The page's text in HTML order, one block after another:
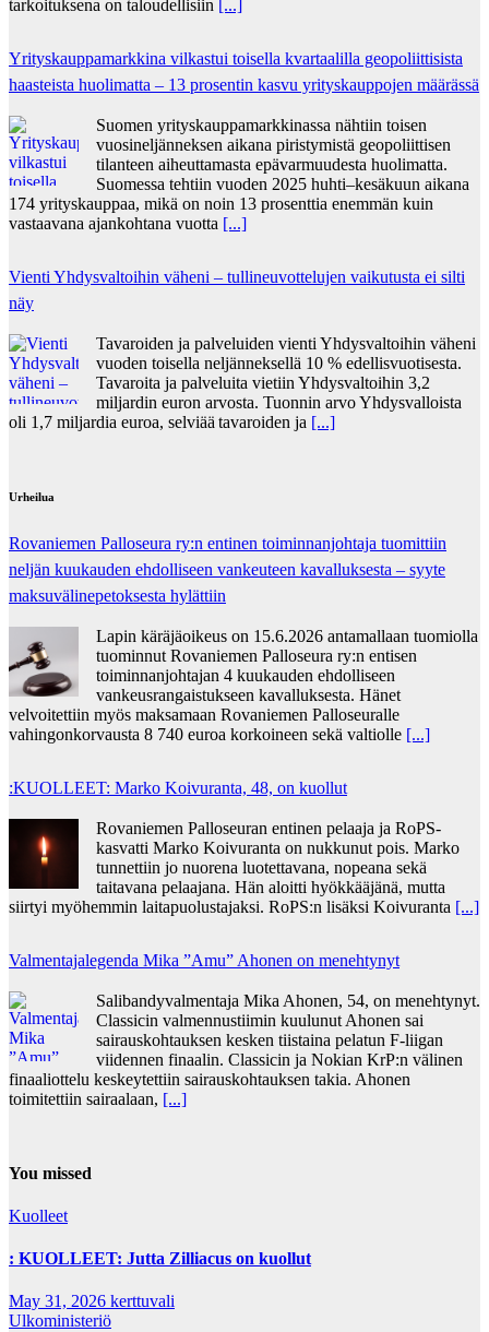
tarkoituksena on taloudellisiin [...]
Yrityskauppamarkkina vilkastui toisella kvartaalilla geopoliittisista
haasteista huolimatta – 13 prosentin kasvu yrityskauppojen määrässä
Suomen yrityskauppamarkkinassa nähtiin toisen
vuosineljänneksen aikana piristymistä geopoliittisen
tilanteen aiheuttamasta epävarmuudesta huolimatta.
Suomessa tehtiin vuoden 2025 huhti–kesäkuun aikana
174 yrityskauppaa, mikä on noin 13 prosenttia enemmän kuin
vastaavana ajankohtana vuotta [...]
Vienti Yhdysvaltoihin väheni – tullineuvottelujen vaikutusta ei silti
näy
Tavaroiden ja palveluiden vienti Yhdysvaltoihin väheni
vuoden toisella neljänneksellä 10 % edellisvuotisesta.
Tavaroita ja palveluita vietiin Yhdysvaltoihin 3,2
miljardin euron arvosta. Tuonnin arvo Yhdysvalloista
oli 1,7 miljardia euroa, selviää tavaroiden ja [...]
Urheilua
Rovaniemen Palloseura ry:n entinen toiminnanjohtaja tuo­mit­tiin
neljän kuu­kau­den eh­dol­li­seen van­keu­teen ka­val­luk­ses­ta – syyte
mak­su­vä­li­ne­pe­tok­ses­ta hy­lät­tiin
Lapin käräjäoikeus on 15.6.2026 antamallaan tuomiolla
tuominnut Rovaniemen Palloseura ry:n entisen
toiminnanjohtajan 4 kuukauden ehdolliseen
vankeusrangaistukseen kavalluksesta. Hänet
velvoitettiin myös maksamaan Rovaniemen Palloseuralle
vahingonkorvausta 8 740 euroa korkoineen sekä valtiolle [...]
:KUOLLEET: Marko Koivuranta, 48, on kuollut
Rovaniemen Palloseuran entinen pelaaja ja RoPS-
kasvatti Marko Koivuranta on nukkunut pois. Marko
tunnettiin jo nuorena luotettavana, nopeana sekä
taitavana pelaajana. Hän aloitti hyökkääjänä, mutta
siirtyi myöhemmin laitapuolustajaksi. RoPS:n lisäksi Koivuranta [...]
Valmentajalegenda Mika ”Amu” Ahonen on menehtynyt
Salibandyvalmentaja Mika Ahonen, 54, on menehtynyt.
Classicin valmennustiimin kuulunut Ahonen sai
sairauskohtauksen kesken tiistaina pelatun F-liigan
viidennen finaalin. Classicin ja Nokian KrP:n välinen
finaaliottelu keskeytettiin sairauskohtauksen takia. Ahonen
toimitettiin sairaalaan, [...]
You missed
Kuolleet
: KUOLLEET: Jutta Zilliacus on kuollut
May 31, 2026 kerttuvali
Ulkoministeriö